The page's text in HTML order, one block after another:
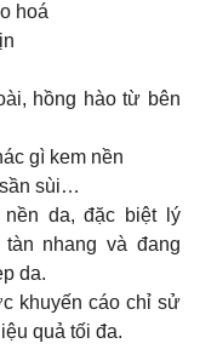
hoá
hồng hào từ bên
gì kem nền
sùi…
da, đặc biệt lý
nhang và đang
da.
khuyến cáo chỉ sử
quả tối đa.